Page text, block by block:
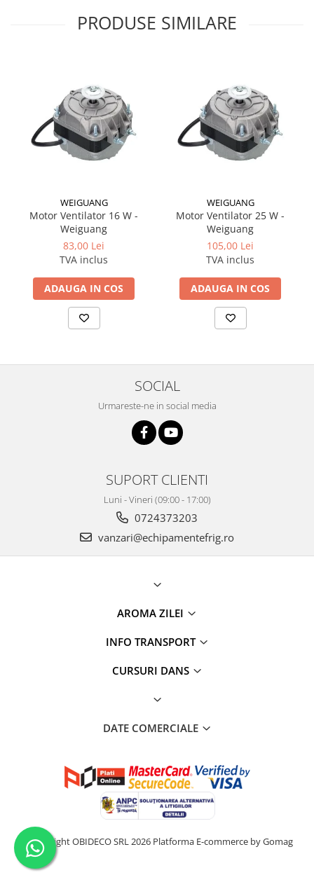
PRODUSE SIMILARE
WEIGUANG
Motor Ventilator 16 W -
Weiguang
83,00 Lei
TVA inclus
ADAUGA IN COS
WEIGUANG
Motor Ventilator 25 W -
Weiguang
105,00 Lei
TVA inclus
ADAUGA IN COS
SOCIAL
Urmareste-ne in social media
SUPORT CLIENTI
Luni - Vineri (09:00 - 17:00)
0724373203
vanzari@echipamentefrig.ro
AROMA ZILEI
INFO TRANSPORT
CURSURI DANS
DATE COMERCIALE
©Copyright OBIDECO SRL 2026 Platforma E-commerce by Gomag